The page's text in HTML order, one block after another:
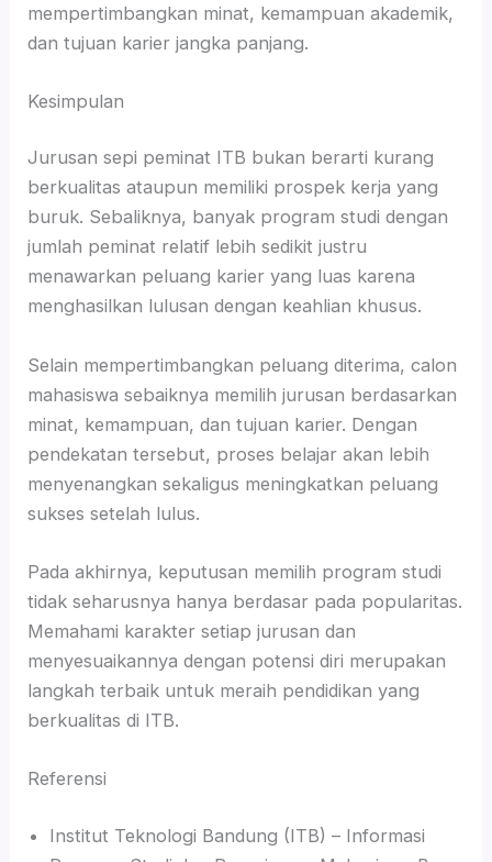
mempertimbangkan minat, kemampuan akademik,
dan tujuan karier jangka panjang.
Kesimpulan
Jurusan sepi peminat ITB bukan berarti kurang
berkualitas ataupun memiliki prospek kerja yang
buruk. Sebaliknya, banyak program studi dengan
jumlah peminat relatif lebih sedikit justru
menawarkan peluang karier yang luas karena
menghasilkan lulusan dengan keahlian khusus.
Selain mempertimbangkan peluang diterima, calon
mahasiswa sebaiknya memilih jurusan berdasarkan
minat, kemampuan, dan tujuan karier. Dengan
pendekatan tersebut, proses belajar akan lebih
menyenangkan sekaligus meningkatkan peluang
sukses setelah lulus.
Pada akhirnya, keputusan memilih program studi
tidak seharusnya hanya berdasar pada popularitas.
Memahami karakter setiap jurusan dan
menyesuaikannya dengan potensi diri merupakan
langkah terbaik untuk meraih pendidikan yang
berkualitas di ITB.
Referensi
Institut Teknologi Bandung (ITB) – Informasi